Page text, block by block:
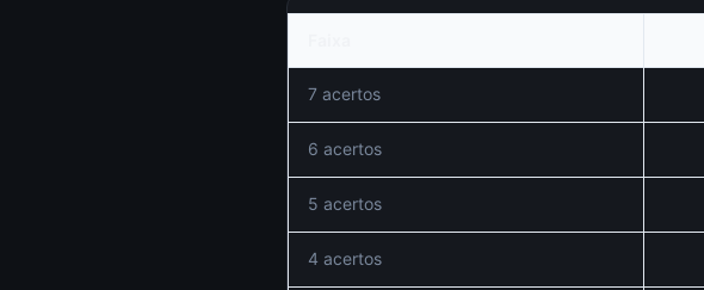
7 acertos
6 acertos
5 acertos
4 acertos